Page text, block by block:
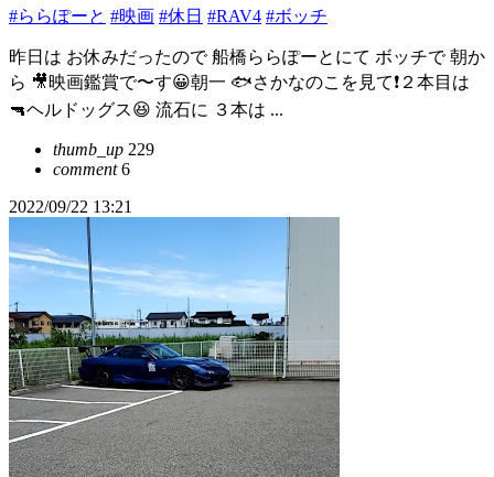
#ららぽーと #映画 #休日 #RAV4 #ボッチ
昨日は お休みだったので 船橋ららぽーとにて ボッチで 朝か
ら 🎥映画鑑賞で〜す😀朝一 🐟️さかなのこを見て❗２本目は
🔫ヘルドッグス😆 流石に ３本は ...
thumb_up 229
comment6
2022/09/22 13:21